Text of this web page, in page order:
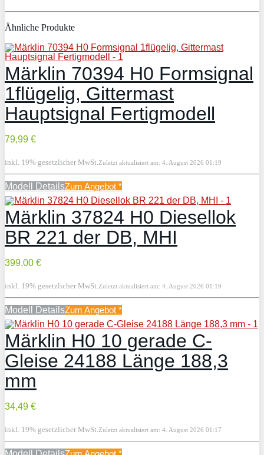
Ähnliche Produkte
Märklin 70394 H0 Formsignal
1flügelig, Gittermast
Hauptsignal Fertigmodell
79,99 €
inkl. 19% gesetzlicher MwSt. Zuletzt aktualisiert am: 4. August 2026 01:19
Modell DetailsZum Angebot *
Märklin 37824 H0 Diesellok
BR 221 der DB, MHI
399,00 €
inkl. 19% gesetzlicher MwSt. Zuletzt aktualisiert am: 4. August 2026 01:19
Modell DetailsZum Angebot *
Märklin H0 10 gerade C-
Gleise 24188 Länge 188,3
mm
34,49 €
inkl. 19% gesetzlicher MwSt. Zuletzt aktualisiert am: 4. August 2026 01:17